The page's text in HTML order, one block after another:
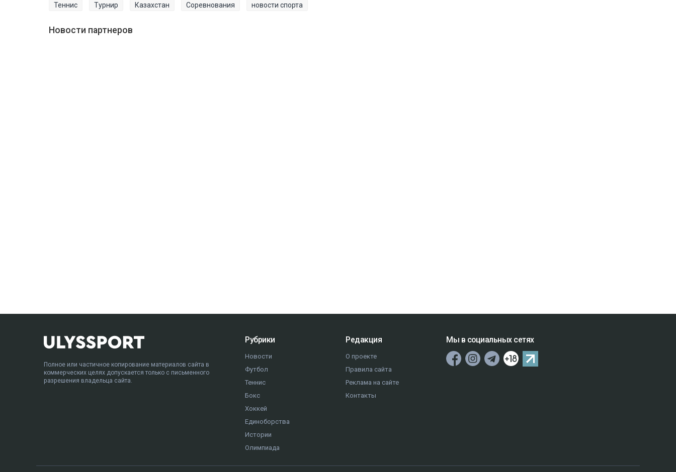
Теннис Турнир Казахстан Соревнования новости спорта
Новости партнеров
Полное или частичное копирование материалов сайта в
коммерческих целях допускается только с письменного
разрешения владельца сайта.
Рубрики
Новости
Футбол
Теннис
Бокс
Хоккей
Единоборства
Истории
Олимпиада
Редакция
О проекте
Правила сайта
Реклама на сайте
Контакты
Мы в социальных сетях